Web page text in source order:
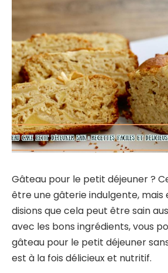
Gâteau pour le petit déjeuner ?
être une gâterie indulgente, mais
disions que cela peut être sain
avec les bons ingrédients, vous
gâteau pour le petit déjeuner
est à la fois délicieux et nutritif.